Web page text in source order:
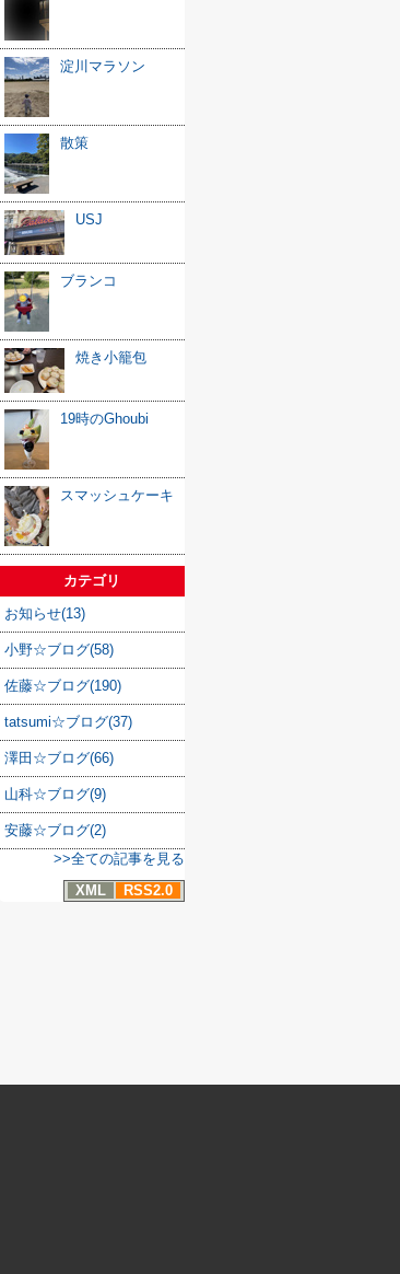
淀川マラソン
散策
USJ
ブランコ
焼き小籠包
19時のGhoubi
スマッシュケーキ
カテゴリ
お知らせ(13)
小野☆ブログ(58)
佐藤☆ブログ(190)
tatsumi☆ブログ(37)
澤田☆ブログ(66)
山科☆ブログ(9)
安藤☆ブログ(2)
>>全ての記事を見る
XML
RSS2.0